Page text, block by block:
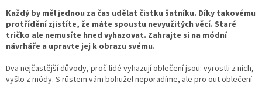
Každý by měl jednou za čas udělat čistku šatníku. Díky takovému
protřídění zjistíte, že máte spoustu nevyužitých věcí. Staré
tričko ale nemusíte hned vyhazovat. Zahrajte si na módní
návrháře a upravte jej k obrazu svému.
Dva nejčastější důvody, proč lidé vyhazují oblečení jsou: vyrostli z nich,
vyšlo z módy. S růstem vám bohužel neporadíme, ale pro out oblečení